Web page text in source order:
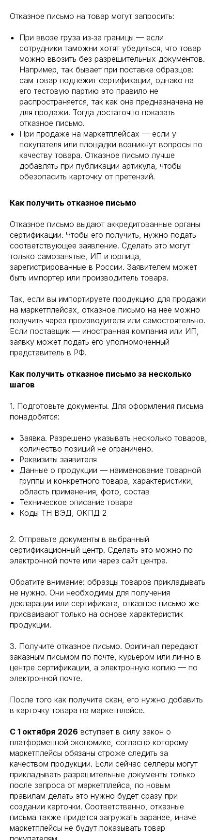
Отказное письмо на товар могут запросить:
При ввозе груза из‑за границы — если
сотрудники таможни хотят убедиться, что товар
можно ввозить без разрешительных документов.
Например, так бывает при поставке образцов:
сам товар подлежит сертификации, однако на
его тестовую партию это правило не
распространяется, так как она предназначена не
для продажи. Тогда достаточно показать
отказное письмо.
При продаже на маркетплейсах — если у
покупателя или площадки возникнут вопросы по
качеству товара. Отказное письмо лучше
добавлять при публикации артикула, чтобы
обезопасить карточку от претензий.
Как получить отказное письмо
Отказное письмо выдают аккредитованные органы
сертификации. Чтобы его получить, нужно подать
соответствующее заявление. Сделать это могут
только самозанятые, ИП и юрлица,
зарегистрированные в России. Заявителем может
быть импортер или производитель товара.
Так, если вы импортируете продукцию для продажи
на маркетплейсах, отказное письмо на нее можно
получить через производителя или самостоятельно.
Если поставщик — иностранная компания или ИП,
заявку может подать его уполномоченный
представитель в РФ.
Как получить отказное письмо за несколько
шагов
1. Подготовьте документы. Для оформления письма
понадобятся:
Заявка. Разрешено указывать несколько товаров,
количество позиций не ограничено.
Реквизиты заявителя
Данные о продукции — наименование товарной
группы и конкретного товара, характеристики,
область применения, фото, состав
Техническое описание товара
Коды ТН ВЭД, ОКПД 2
2. Отправьте документы в выбранный
сертификационный центр. Сделать это можно по
электронной почте или через сайт центра.
Обратите внимание: образцы товаров прикладывать
не нужно. Они необходимы для получения
декларации или сертификата, отказное письмо же
присваивают только на основе характеристик
продукции.
3. Получите отказное письмо. Оригинал передают
заказным письмом по почте, курьером или лично в
центре сертификации, а электронную копию — по
электронной почте.
После того как получите скан, его нужно добавить
в карточку товара на маркетплейсе.
С 1 октября 2026 вступает в силу закон о
платформенной экономике, согласно которому
маркетплейсы обязаны строже следить за
качеством продукции. Если сейчас селлеры могут
прикладывать разрешительные документы только
после запроса от маркетплейса, по новым
правилам делать это нужно будет сразу при
создании карточки. Соответственно, отказные
письма также придется загружать заранее, иначе
маркетплейсы не будут показывать товар